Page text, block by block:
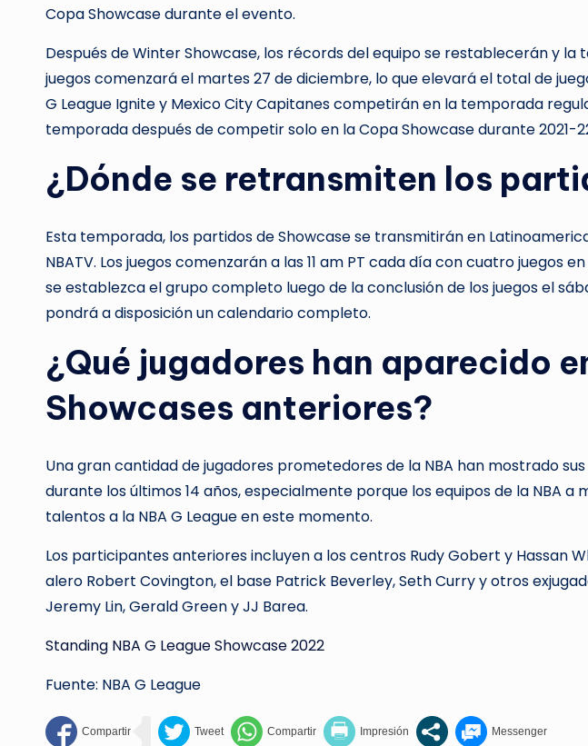
Copa Showcase durante el evento.
Después de Winter Showcase, los récords del equipo se restablecerán y la
juegos comenzará el martes 27 de diciembre, lo que elevará el total de
G League Ignite y Mexico City Capitanes competirán en la temporada
temporada después de competir solo en la Copa Showcase durante 2021-
¿Dónde se retransmiten los
Esta temporada, los partidos de Showcase se transmitirán en Latinoamerica
NBATV. Los juegos comenzarán a las 11 am PT cada día con cuatro juegos
se establezca el grupo completo luego de la conclusión de los juegos el
pondrá a disposición un calendario completo.
¿Qué jugadores han aparecido
Showcases anteriores?
Una gran cantidad de jugadores prometedores de la NBA han mostrado
durante los últimos 14 años, especialmente porque los equipos de la NBA a
talentos a la NBA G League en este momento.
Los participantes anteriores incluyen a los centros Rudy Gobert y Hassan
alero Robert Covington, el base Patrick Beverley, Seth Curry y otros
Jeremy Lin, Gerald Green y JJ Barea.
Standing NBA G League Showcase 2022
Fuente: NBA G League